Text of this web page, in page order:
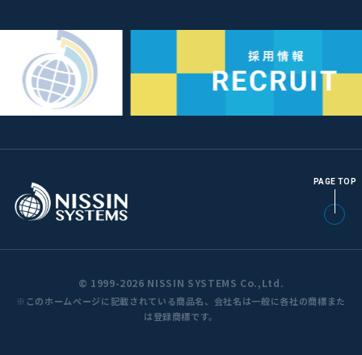
PAGE TOP
© 1999-2026 NISSIN SYSTEMS Co.,Ltd.
※このホームページに記載されている商品名、会社名は一般に各社の商標また
は登録商標です。